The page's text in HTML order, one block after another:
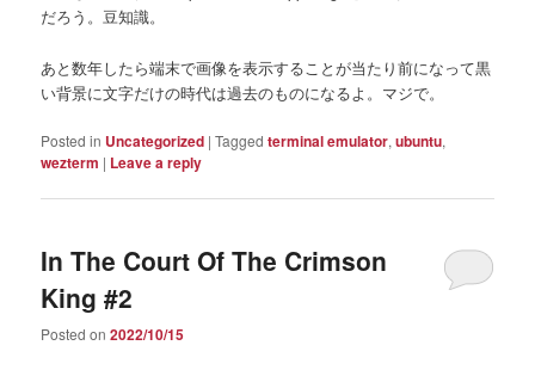
だろう。豆知識。
あと数年したら端末で画像を表示することが当たり前になって黒
い背景に文字だけの時代は過去のものになるよ。マジで。
Posted in Uncategorized |Tagged terminal emulator,ubuntu,
wezterm | Leave a reply
In The Court Of The Crimson
King #2
Posted on2022/10/15